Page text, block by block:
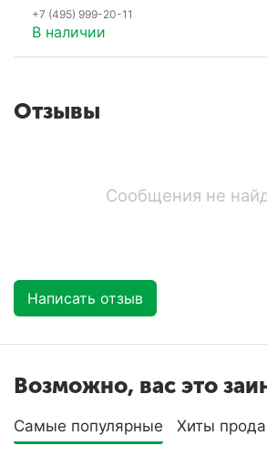
+7 (495) 999-20-11
В наличии
Отзывы
Сообщения не
Написать отзыв
Возможно, вас это
Самые популярные Хиты